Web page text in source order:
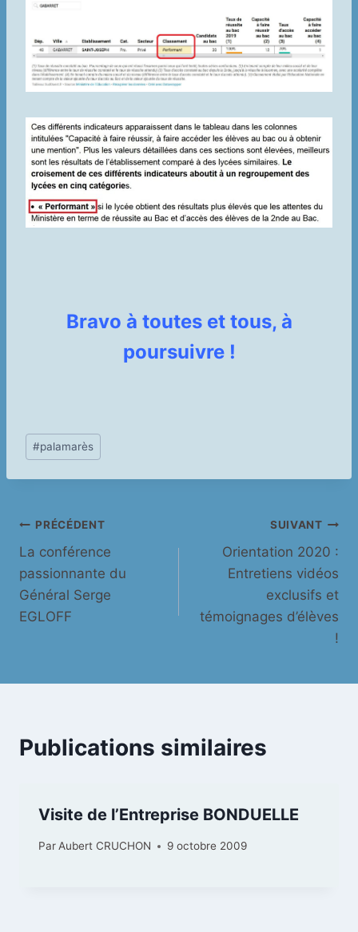
Bravo à toutes et tous, à
poursuivre !
Étiquettes
de
la
#palamarès
Navigation
de
l’article
PRÉCÉDENT
La conférence
passionnante du
Général Serge
EGLOFF
SUIVANT
Orientation 2020 :
Entretiens vidéos
exclusifs et
témoignages d’élèves
!
Publications similaires
Visite de l’Entreprise BONDUELLE
Par Aubert CRUCHON 9 octobre 2009